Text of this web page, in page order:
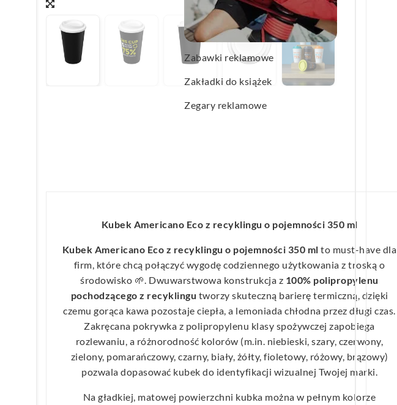
Wachlarze reklamowe
Wagi kuchenne
Zabawki reklamowe
Zakładki do książek
Zegary reklamowe
Kubek Americano Eco z recyklingu o pojemności 350 ml
Kubek Americano Eco z recyklingu o pojemności 350 ml to must-have dla
firm, które chcą połączyć wygodę codziennego użytkowania z troską o
środowisko 🌱. Dwuwarstwowa konstrukcja z 100% polipropylenu
pochodzącego z recyklingu tworzy skuteczną barierę termiczną, dzięki
czemu gorąca kawa pozostaje ciepła, a lemoniada chłodna przez długi czas.
Zakręcana pokrywka z polipropylenu klasy spożywczej zapobiega
rozlewaniu, a różnorodność kolorów (m.in. niebieski, szary, czerwony,
zielony, pomarańczowy, czarny, biały, żółty, fioletowy, różowy, brązowy)
pozwala dopasować kubek do identyfikacji wizualnej Twojej marki.
Na gładkiej, matowej powierzchni kubka można w pełnym kolorze